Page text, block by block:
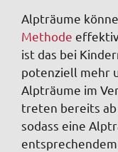
Alpträume
Methode
ist das bei
potenziell mehr
Alpträume im
treten bereits
sodass eine